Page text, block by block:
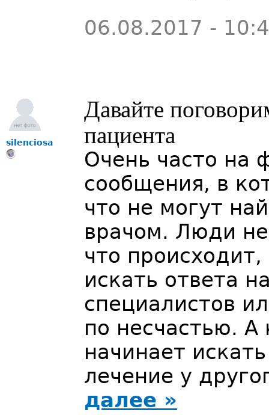
06.08.2017 -
silenciosa
Давайте
пациента
Очень часто на
сообщения, в
что не могут
врачом. Люди
что
искать ответа
специалистов
по несчастью. А
начинает
лечение у
далее »